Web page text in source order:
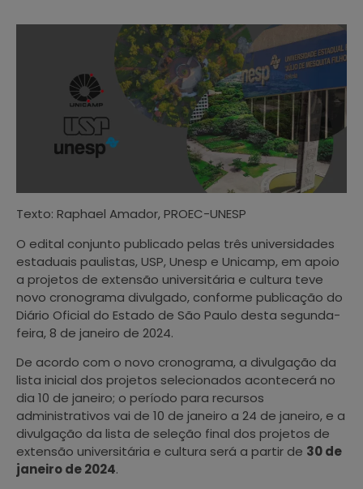
Texto: Raphael Amador, PROEC-UNESP
O edital conjunto publicado pelas três universidades
estaduais paulistas, USP, Unesp e Unicamp, em apoio
a projetos de extensão universitária e cultura teve
novo cronograma divulgado, conforme publicação do
Diário Oficial do Estado de São Paulo desta segunda-
feira, 8 de janeiro de 2024.
De acordo com o novo cronograma, a divulgação da
lista inicial dos projetos selecionados acontecerá no
dia 10 de janeiro; o período para recursos
administrativos vai de 10 de janeiro a 24 de janeiro, e a
divulgação da lista de seleção final dos projetos de
extensão universitária e cultura será a partir de 30 de
janeiro de 2024.